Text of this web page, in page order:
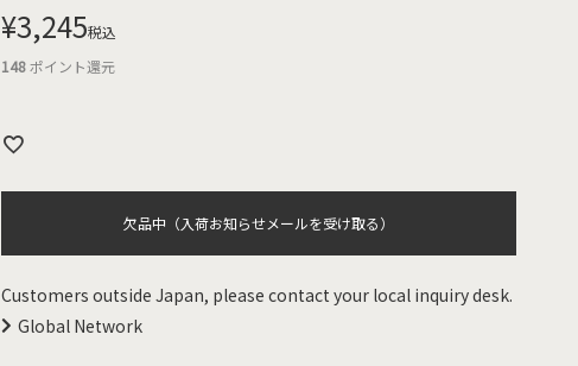
¥3,245税込
148ポイント還元
欠品中（入荷お知らせメールを受け取る）
Customers outside Japan, please contact your local inquiry desk.
Global Network